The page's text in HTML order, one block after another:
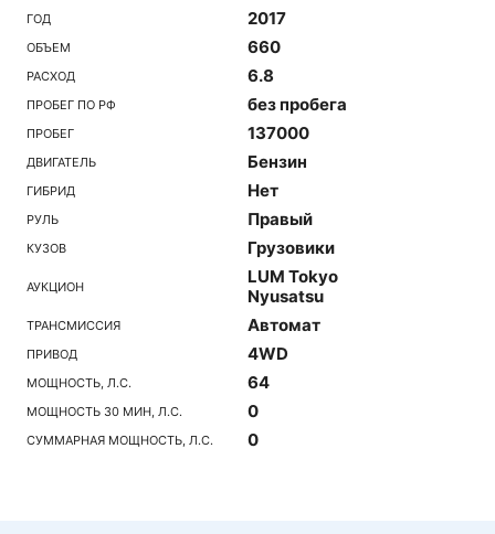
ГОД 2017
ОБЪЕМ 660
РАСХОД 6.8
ПРОБЕГ ПО РФ без пробега
ПРОБЕГ 137000
ДВИГАТЕЛЬ Бензин
ГИБРИД Нет
РУЛЬ Правый
КУЗОВ Грузовики
АУКЦИОН
LUM Tokyo
Nyusatsu
ТРАНСМИССИЯ Автомат
ПРИВОД 4WD
МОЩНОСТЬ, Л.С. 64
МОЩНОСТЬ 30 МИН, Л.С. 0
СУММАРНАЯ МОЩНОСТЬ, Л.С. 0